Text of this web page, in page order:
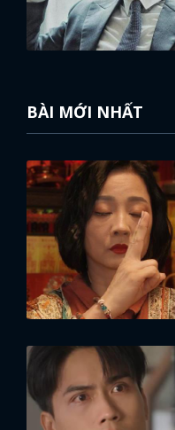
FACEBOOK
BÀI MỚI NHẤT